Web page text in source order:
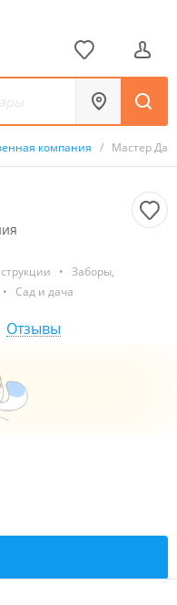
компания / Мастер
• Заборы,
• Сад и дача
Отзывы
6